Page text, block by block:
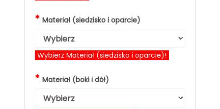
* Materiał (siedzisko i oparcie)
Wybierz Materiał (siedzisko i oparcie)!
* Materiał (boki i dół)